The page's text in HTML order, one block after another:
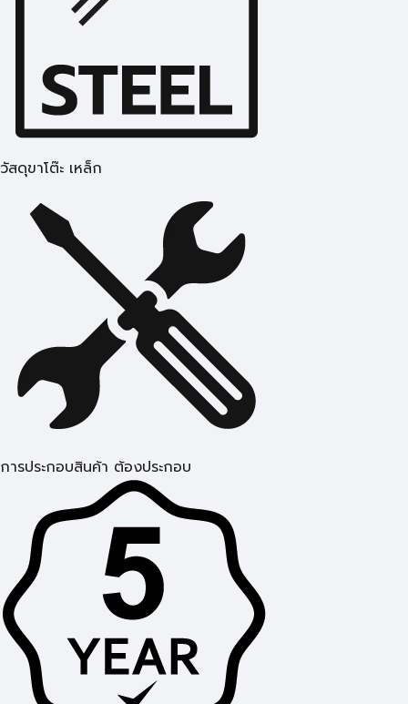
วัสดุขาโต๊ะ เหล็ก
การประกอบสินค้า ต้องประกอบ